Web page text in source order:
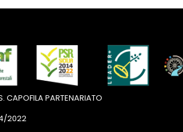
CAPOFILA PARTENARIATO
2022